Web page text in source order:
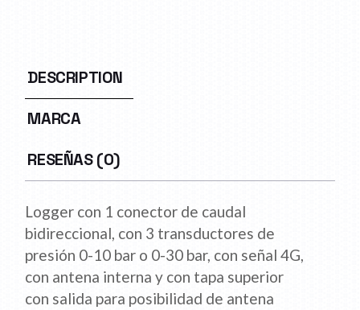
DESCRIPTION
MARCA
RESEÑAS (0)
Logger con 1 conector de caudal
bidireccional, con 3 transductores de
presión 0-10 bar o 0-30 bar, con señal 4G,
con antena interna y con tapa superior
con salida para posibilidad de antena